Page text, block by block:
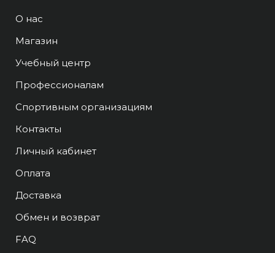
О нас
Магазин
Учебный центр
Профессионалам
Спортивным организациям
Контакты
Личный кабинет
Оплата
Доставка
Обмен и возврат
FAQ